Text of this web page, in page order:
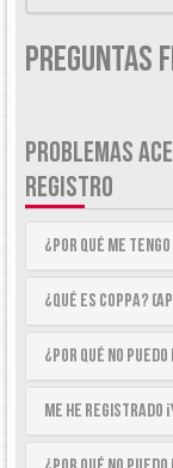
Preguntas
PROBLEMAS
REGISTRO
¿Por qué me
¿Qué es COPPA?
¿Por qué no
Me he registrado